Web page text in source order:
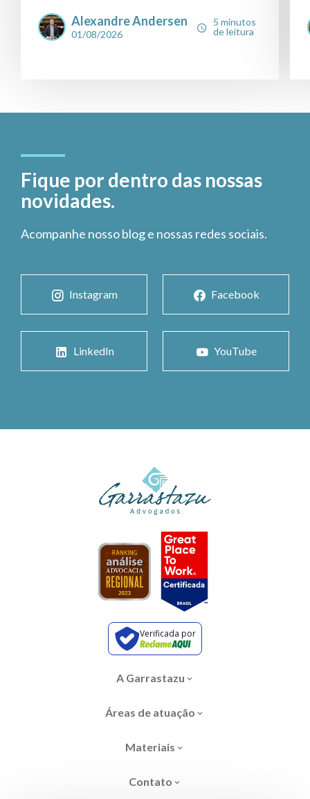
Alexandre Andersen
01/08/2026
5 minutos
de leitura
Fique por dentro das nossas
novidades.
Acompanhe nosso blog e nossas redes sociais.
Instagram Facebook
LinkedIn YouTube
Verificada por
A Garrastazu
Áreas de atuação
Materiais
Contato